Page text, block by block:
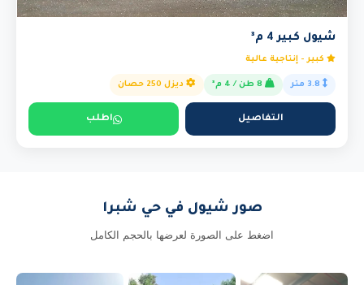
شيول كبير 4 م³
كبير - إنتاجية عالية
ديزل 250 حصان
التفاصيل اطلب
صور شيول في حي شبرا
اضغط على الصورة لعرضها بالحجم الكامل